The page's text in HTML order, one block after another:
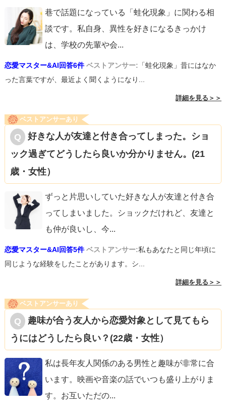
巷で話題になっている「蛙化現象」に関わる相
談です。私自身、異性を好きになるきっかけ
は、学校の先輩や会...
恋愛マスター&AI回答6件 ベストアンサー: 「蛙化現象」昔にはなか
った言葉ですが、最近よく聞くようになり...
詳細を見る＞＞
ベストアンサーあり
好きな人が友達と付き合ってしまった。ショ
ック過ぎてどうしたら良いか分かりません。(21
歳・女性）
ずっと片思いしていた好きな人が友達と付き合
ってしまいました。ショックだけれど、友達と
も仲が良いし、今...
恋愛マスター&AI回答5件 ベストアンサー:私もあなたと同じ年頃に
同じような経験をしたことがあります。シ...
詳細を見る＞＞
ベストアンサーあり
趣味が合う友人から恋愛対象として見てもら
うにはどうしたら良い？(22歳・女性）
私は長年友人関係のある男性と趣味が非常に合
います。映画や音楽の話でいつも盛り上がりま
す。お互いただの...